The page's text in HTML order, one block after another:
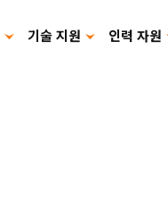
기술 지원 인력 자원